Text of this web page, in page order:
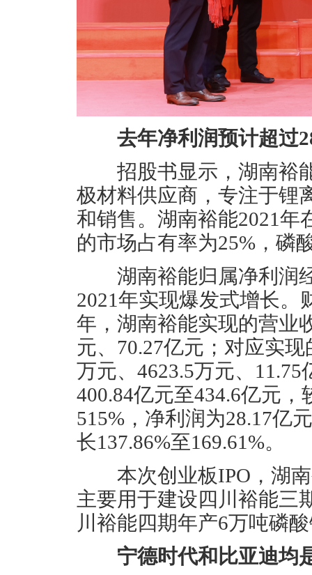
去年净利润预计超过
招股书显示，湖南裕
极材料供应商，专注于锂
和销售。湖南裕能2021年
的市场占有率为25%，磷
湖南裕能归属净利润
2021年实现爆发式增长。
年，湖南裕能实现的营业
元、70.27亿元；对应实
万元、4623.5万元、
400.84亿元至434.6亿元
515%，净利润为28.17亿
长137.86%至169.61%。
本次创业板IPO，湖南
主要用于建设四川裕能三
川裕能四期年产6万吨磷
宁德时代和比亚迪均